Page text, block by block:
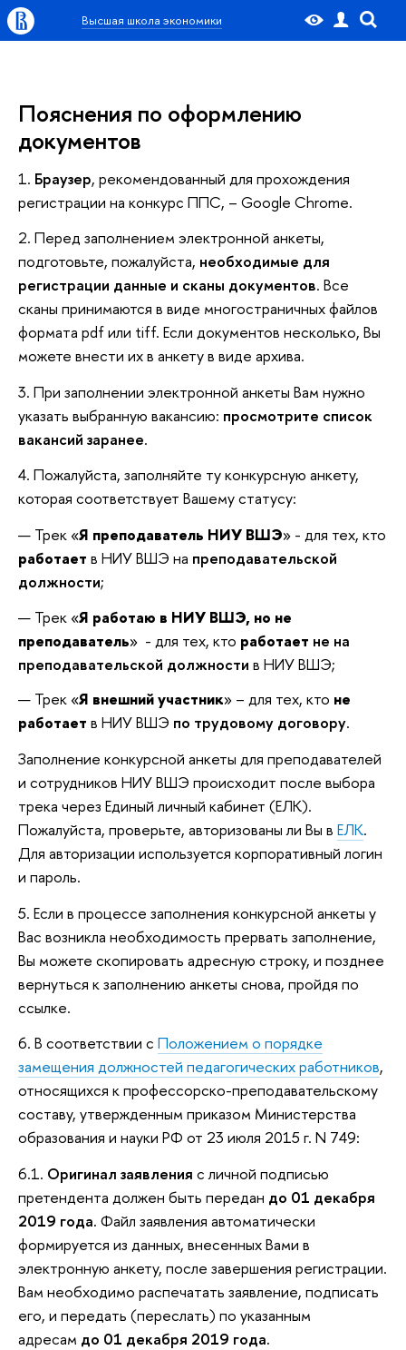
Высшая школа экономики
Пояснения по оформлению
документов
1. Браузер, рекомендованный для прохождения
регистрации на конкурс ППС, – Google Chrome.
2. Перед заполнением электронной анкеты,
подготовьте, пожалуйста, необходимые для
регистрации данные и сканы документов. Все
сканы принимаются в виде многостраничных файлов
формата pdf или tiff. Если документов несколько, Вы
можете внести их в анкету в виде архива.
3. При заполнении электронной анкеты Вам нужно
указать выбранную вакансию: просмотрите список
вакансий заранее.
4. Пожалуйста, заполняйте ту конкурсную анкету,
которая соответствует Вашему статусу:
Трек «Я преподаватель НИУ ВШЭ» - для тех, кто
работает в НИУ ВШЭ на преподавательской
должности;
Трек «Я работаю в НИУ ВШЭ, но не
преподаватель» - для тех, кто работает не на
преподавательской должности в НИУ ВШЭ;
Трек «Я внешний участник» – для тех, кто не
работает в НИУ ВШЭ по трудовому договору.
Заполнение конкурсной анкеты для преподавателей
и сотрудников НИУ ВШЭ происходит после выбора
трека через Единый личный кабинет (ЕЛК).
Пожалуйста, проверьте, авторизованы ли Вы в ЕЛК.
Для авторизации используется корпоративный логин
и пароль.
5. Если в процессе заполнения конкурсной анкеты у
Вас возникла необходимость прервать заполнение,
Вы можете скопировать адресную строку, и позднее
вернуться к заполнению анкеты снова, пройдя по
ссылке.
6. В соответствии с Положением о порядке
замещения должностей педагогических работников,
относящихся к профессорско-преподавательскому
составу, утвержденным приказом Министерства
образования и науки РФ от 23 июля 2015 г. N 749:
6.1. Оригинал заявления с личной подписью
претендента должен быть передан до 01 декабря
2019 года. Файл заявления автоматически
формируется из данных, внесенных Вами в
электронную анкету, после завершения регистрации.
Вам необходимо распечатать заявление, подписать
его, и передать (переслать) по указанным
адресам до 01 декабря 2019 года.